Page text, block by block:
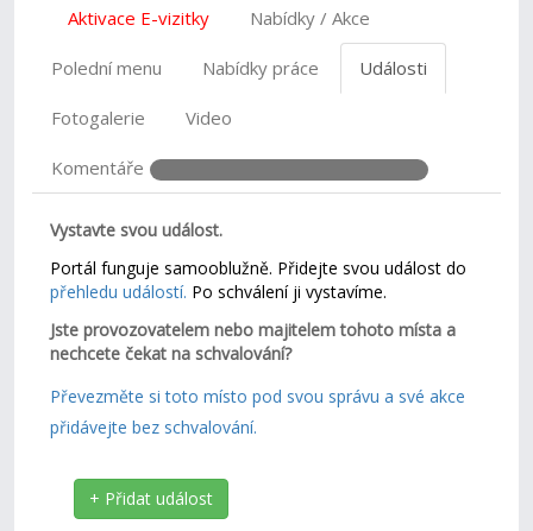
Aktivace E-vizitky Nabídky / Akce
Polední menu Nabídky práce Události
Fotogalerie Video
Komentáře
Vystavte svou událost.
Portál funguje samooblužně. Přidejte svou událost do
přehledu událostí. Po schválení ji vystavíme.
Jste provozovatelem nebo majitelem tohoto místa a
nechcete čekat na schvalování?
Převezměte si toto místo pod svou správu a své akce
přidávejte bez schvalování.
+ Přidat událost